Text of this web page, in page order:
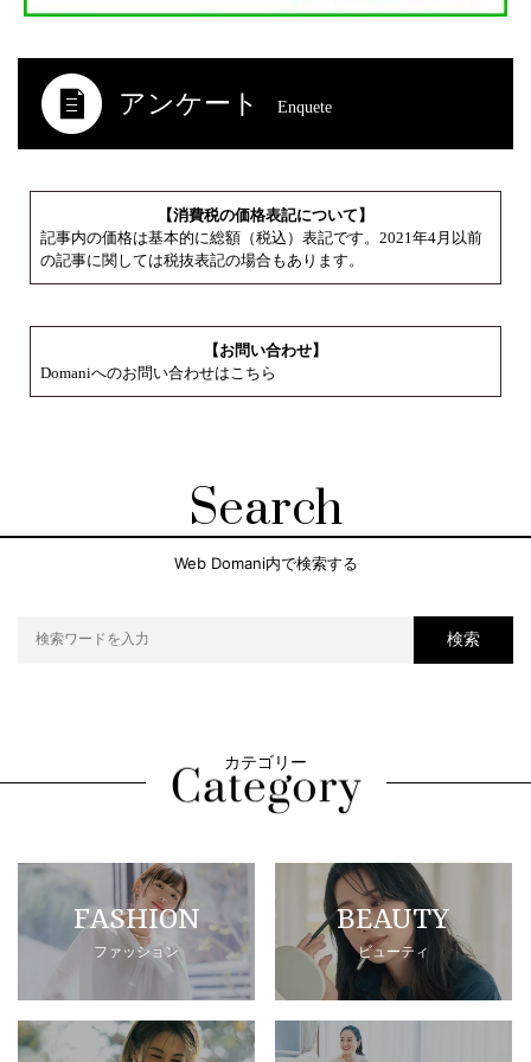
アンケート Enquete
【消費税の価格表記について】
記事内の価格は基本的に総額（税込）表記です。2021年4月以前
の記事に関しては税抜表記の場合もあります。
【お問い合わせ】
Domaniへのお問い合わせはこちら
Search
Web Domani内で検索する
検索
カテゴリー
FASHION
ファッション
BEAUTY
ビューティ